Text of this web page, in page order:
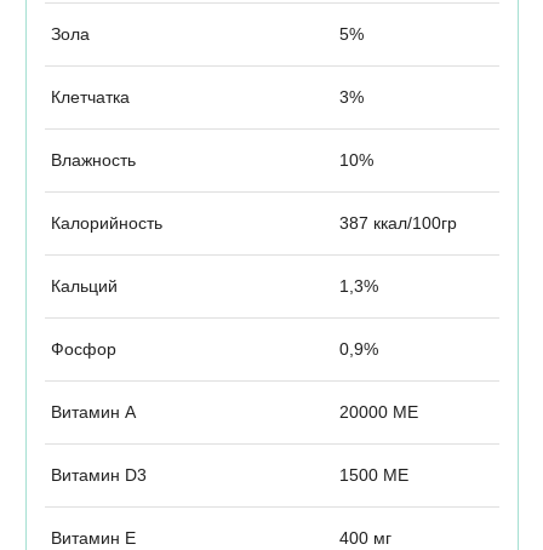
Зола 5%
Клетчатка 3%
Влажность 10%
Калорийность 387 ккал/100гр
Кальций 1,3%
Фосфор 0,9%
Витамин А 20000 МЕ
Витамин D3 1500 МЕ
Витамин Е 400 мг